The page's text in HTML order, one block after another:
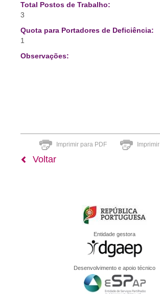
Total Postos de Trabalho:
3
Quota para Portadores de Deficiência:
1
Observações:
Imprimir para PDF Imprimir
Voltar
Entidade gestora
Desenvolvimento e apoio técnico